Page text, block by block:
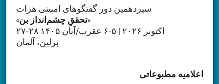
سیزدهمین دور گفتگوهای امنیتی هرات
«تحققِ چشم‌انداز بن»
۲۷-۲۸ اکتوبر ۲۰۲۶ | ۵-۶ عقرب/آبان ۱۴۰۵
برلین، آلمان
اعلامیه مطبوعاتی